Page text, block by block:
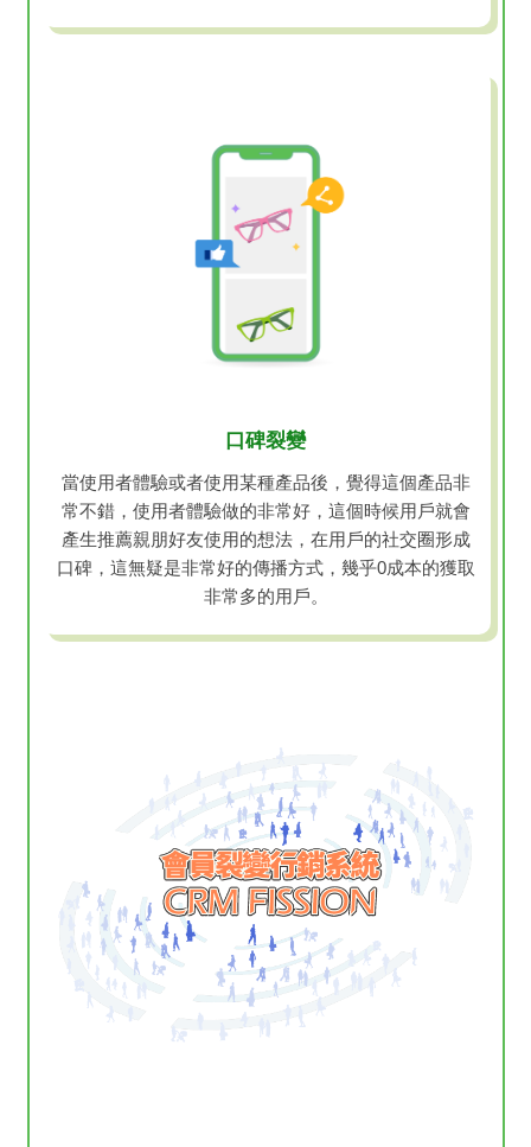
口碑裂變
當使用者體驗或者使用某種產品後，覺得這個產品非
常不錯，使用者體驗做的非常好，這個時候用戶就會
產生推薦親朋好友使用的想法，在用戶的社交圈形成
口碑，這無疑是非常好的傳播方式，幾乎0成本的獲取
非常多的用戶。